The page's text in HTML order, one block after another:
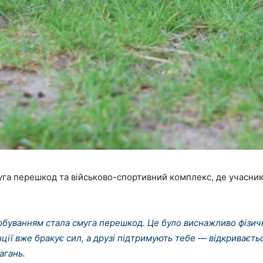
перешкод та військово-спортивний комплекс, де
стала смуга перешкод. Це було виснажливо
вже бракує сил, а друзі підтримують тебе —